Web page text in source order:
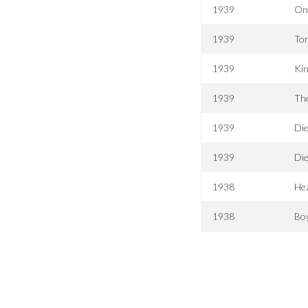
1939
1939
1939
1939
1939
1939
1938
1938